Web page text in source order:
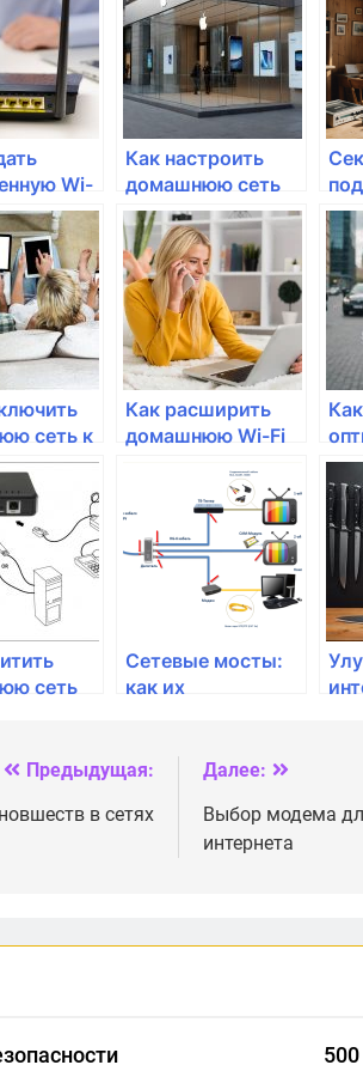
Wi-
своего
Как настроить
домашнюю сеть
для удаленной
работы?
сеть к
Как расширить
домашнюю Wi-Fi
Как
Wi-
сеть
Сетевые мосты:
как их
условиях?
Предыдущая:
в сетях
Далее:
Выбор модема
интернета